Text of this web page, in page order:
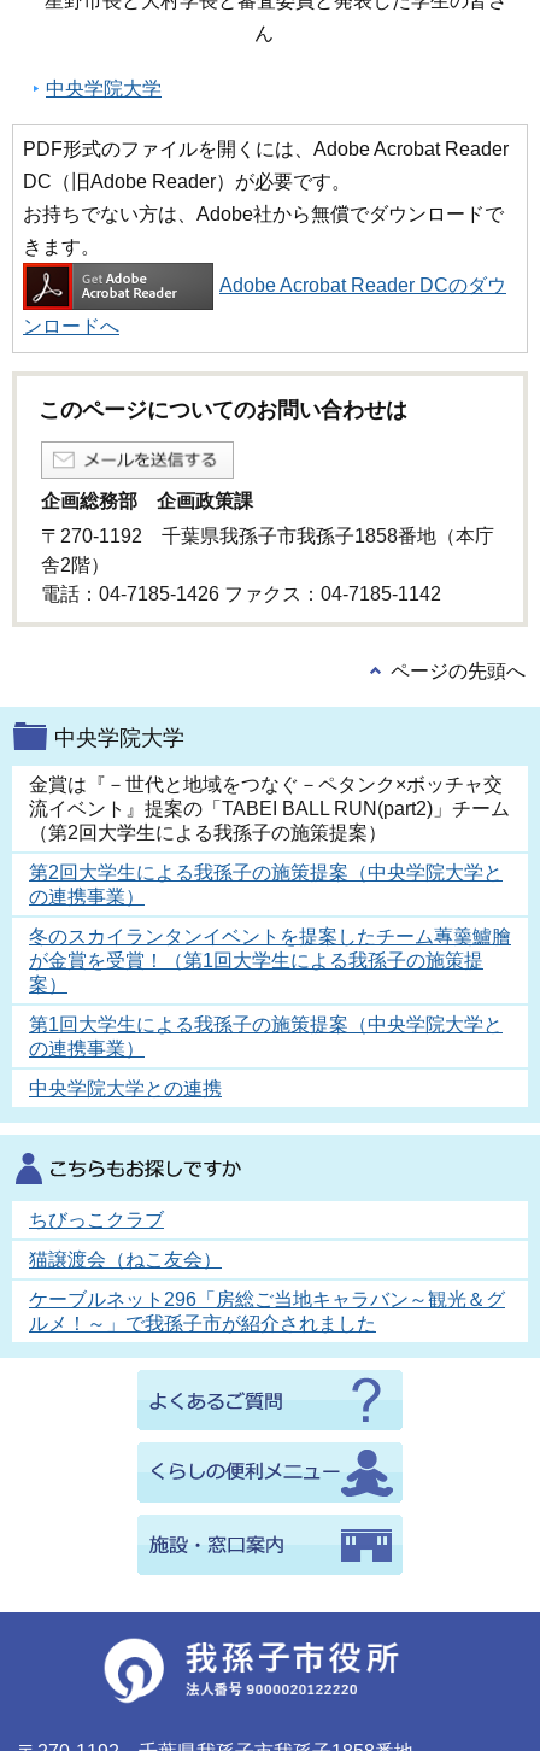
ん
中央学院大学
PDF形式のファイルを開くには、Adobe Acrobat Reader
DC（旧Adobe Reader）が必要です。
お持ちでない方は、Adobe社から無償でダウンロードで
きます。
Adobe Acrobat Reader DCのダウ
ンロードへ
このページについてのお問い合わせは
企画総務部 企画政策課
〒270-1192 千葉県我孫子市我孫子1858番地（本庁
舎2階）
電話：04-7185-1426 ファクス：04-7185-1142
ページの先頭へ
中央学院大学
金賞は『－世代と地域をつなぐ－ペタンク×ボッチャ交
流イベント』提案の「TABEI BALL RUN(part2)」チーム
（第2回大学生による我孫子の施策提案）
第2回大学生による我孫子の施策提案（中央学院大学と
の連携事業）
冬のスカイランタンイベントを提案したチーム蓴羹鱸膾
が金賞を受賞！（第1回大学生による我孫子の施策提
案）
第1回大学生による我孫子の施策提案（中央学院大学と
の連携事業）
中央学院大学との連携
ちびっこクラブ
猫譲渡会（ねこ友会）
ケーブルネット296「房総ご当地キャラバン～観光＆グ
ルメ！～」で我孫子市が紹介されました